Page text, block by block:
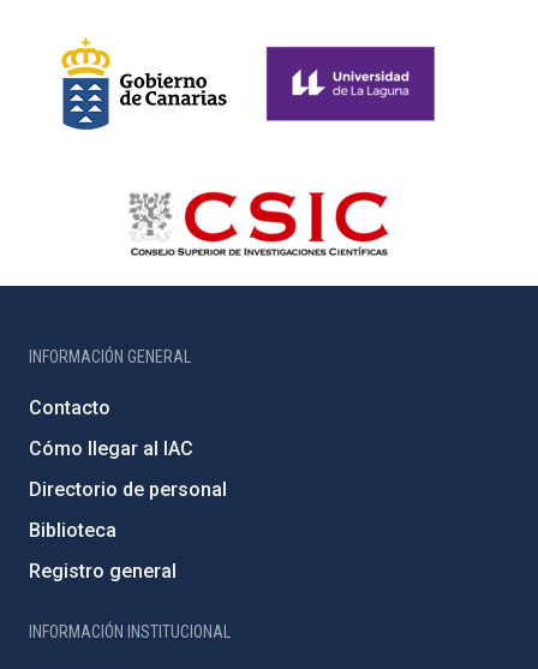
INFORMACIÓN GENERAL
Contacto
Cómo llegar al IAC
Directorio de personal
Biblioteca
Registro general
INFORMACIÓN INSTITUCIONAL